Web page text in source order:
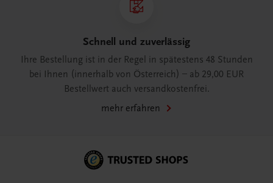
Schnell und zuverlässig
Ihre Bestellung ist in der Regel in spätestens 48 Stunden
bei Ihnen (innerhalb von Österreich) – ab 29,00 EUR
Bestellwert auch versandkostenfrei.
mehr erfahren